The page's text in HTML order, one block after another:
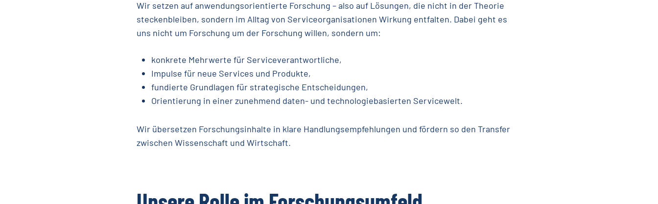
Wir setzen auf anwendungsorientierte Forschung – also auf Lösungen, die nicht in der Theorie
steckenbleiben, sondern im Alltag von Serviceorganisationen Wirkung entfalten. Dabei geht es
uns nicht um Forschung um der Forschung willen, sondern um:
konkrete Mehrwerte für Serviceverantwortliche,
Impulse für neue Services und Produkte,
fundierte Grundlagen für strategische Entscheidungen,
Orientierung in einer zunehmend daten- und technologiebasierten Servicewelt.
Wir übersetzen Forschungsinhalte in klare Handlungsempfehlungen und fördern so den Transfer
zwischen Wissenschaft und Wirtschaft.